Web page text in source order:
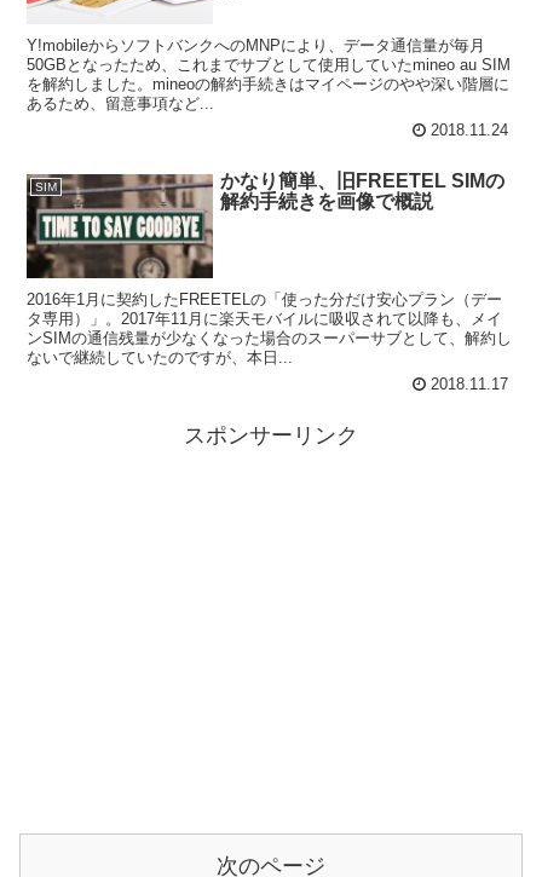
Y!mobileからソフトバンクへのMNPにより、データ通信量が毎月
50GBとなったため、これまでサブとして使用していたmineo au SIM
を解約しました。mineoの解約手続きはマイページのやや深い階層に
あるため、留意事項など...
2018.11.24
SIM
かなり簡単、旧FREETEL SIMの
解約手続きを画像で概説
2016年1月に契約したFREETELの「使った分だけ安心プラン（デー
タ専用）」。2017年11月に楽天モバイルに吸収されて以降も、メイ
ンSIMの通信残量が少なくなった場合のスーパーサブとして、解約し
ないで継続していたのですが、本日...
2018.11.17
スポンサーリンク
次のページ